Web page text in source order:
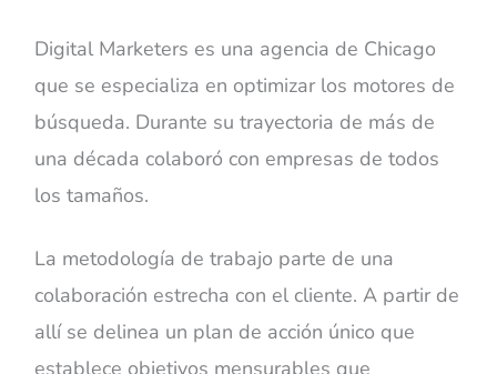
Digital Marketers es una agencia de Chicago
que se especializa en optimizar los motores de
búsqueda. Durante su trayectoria de más de
una década colaboró con empresas de todos
los tamaños.
La metodología de trabajo parte de una
colaboración estrecha con el cliente. A partir de
allí se delinea un plan de acción único que
establece objetivos mensurables que